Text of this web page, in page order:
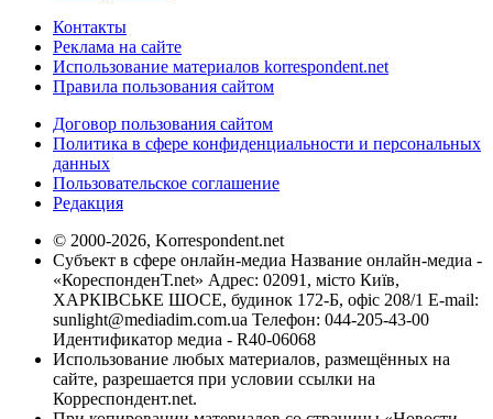
Контакты
Реклама на сайте
Использование материалов korrespondent.net
Правила пользования сайтом
Договор пользования сайтом
Политика в сфере конфиденциальности и персональных
данных
Пользовательское соглашение
Редакция
© 2000-2026, Korrespondent.net
Субъект в сфере онлайн-медиа Название онлайн-медиа -
«КореспонденТ.net» Адрес: 02091, місто Київ,
ХАРКІВСЬКЕ ШОСЕ, будинок 172-Б, офіс 208/1 E-mail:
sunlight@mediadim.com.ua Телефон: 044-205-43-00
Идентификатор медиа - R40-06068
Использование любых материалов, размещённых на
сайте, разрешается при условии ссылки на
Корреспондент.net.